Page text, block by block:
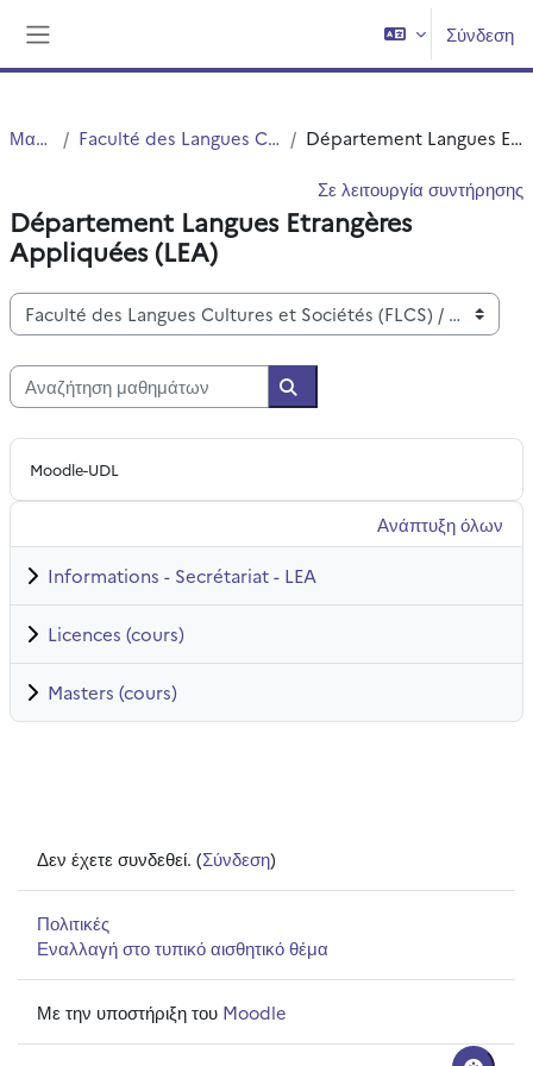
Σύνδεση
Μαθήματα Faculté des Langues Cultures et Sociétés (FLCS) Département Langues Etrangères Appliquées (LEA)
Σε λειτουργία συντήρησης
Département Langues Etrangères
Appliquées (LEA)
Κατηγορίες μαθημάτων
Αναζήτηση μαθημάτων
Αναζήτηση μαθημάτων
Moodle-UDL
Ανάπτυξη όλων
Informations - Secrétariat - LEA
Licences (cours)
Masters (cours)
Δεν έχετε συνδεθεί. (Σύνδεση)
Πολιτικές
Εναλλαγή στο τυπικό αισθητικό θέμα
Με την υποστήριξη του Moodle